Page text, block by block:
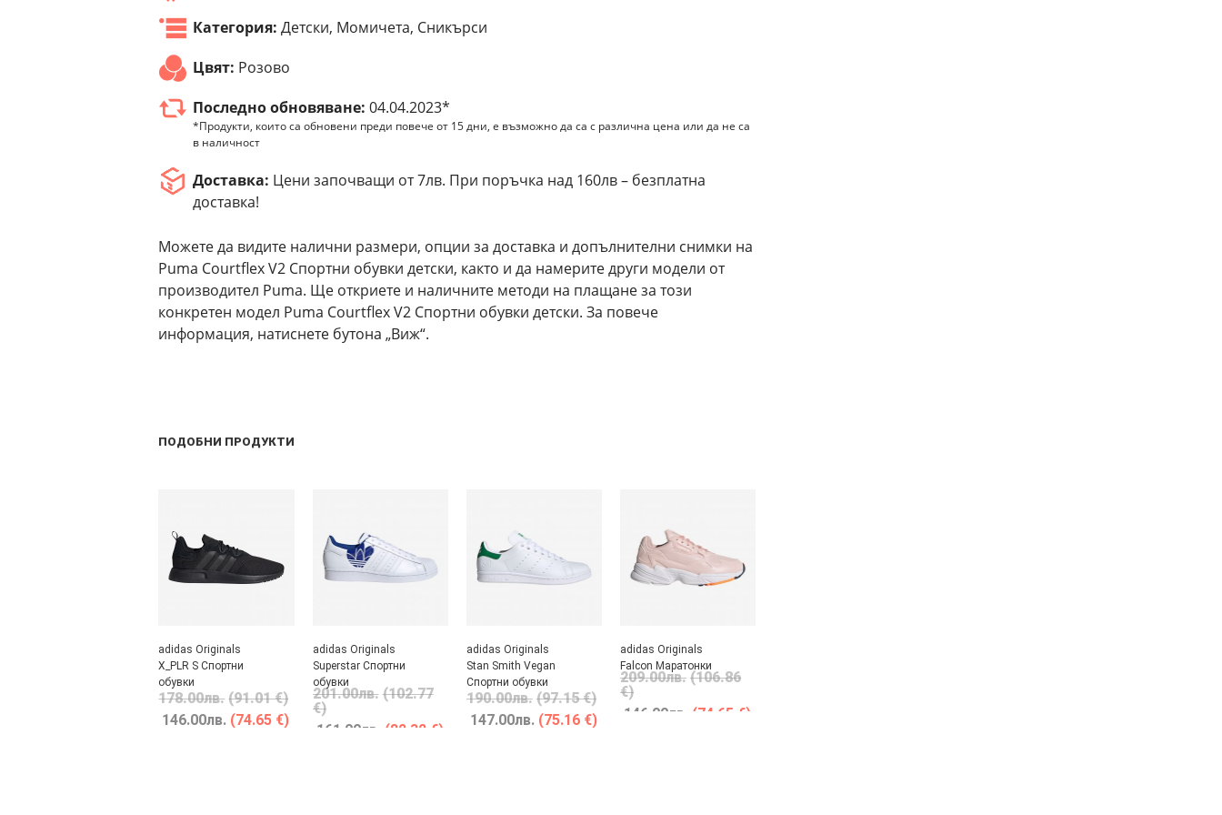
Категория: Детски, Момичета, Сникърси
Цвят: Розово
Последно обновяване: 04.04.2023*
*Продукти, които са обновени преди повече от 15 дни, е възможно да са с различна цена или да не са
в наличност
Доставка: Цени започващи от 7лв. При поръчка над 160лв – безплатна
доставка!
Можете да видите налични размери, опции за доставка и допълнителни снимки на
Puma Courtflex V2 Спортни обувки детски, както и да намерите други модели от
производител Puma. Ще откриете и наличните методи на плащане за този
конкретен модел Puma Courtflex V2 Спортни обувки детски. За повече
информация, натиснете бутона „Виж“.
ПОДОБНИ ПРОДУКТИ
adidas Originals
X_PLR S Спортни
обувки
178.00лв. (91.01 €)
146.00лв. (74.65 €)
adidas Originals
Superstar Спортни
обувки
201.00лв. (102.77
€)
161.00лв. (82.32 €)
adidas Originals
Stan Smith Vegan
Спортни обувки
190.00лв. (97.15 €)
147.00лв. (75.16 €)
adidas Originals
Falcon Маратонки
209.00лв. (106.86
€)
146.00лв. (74.65 €)